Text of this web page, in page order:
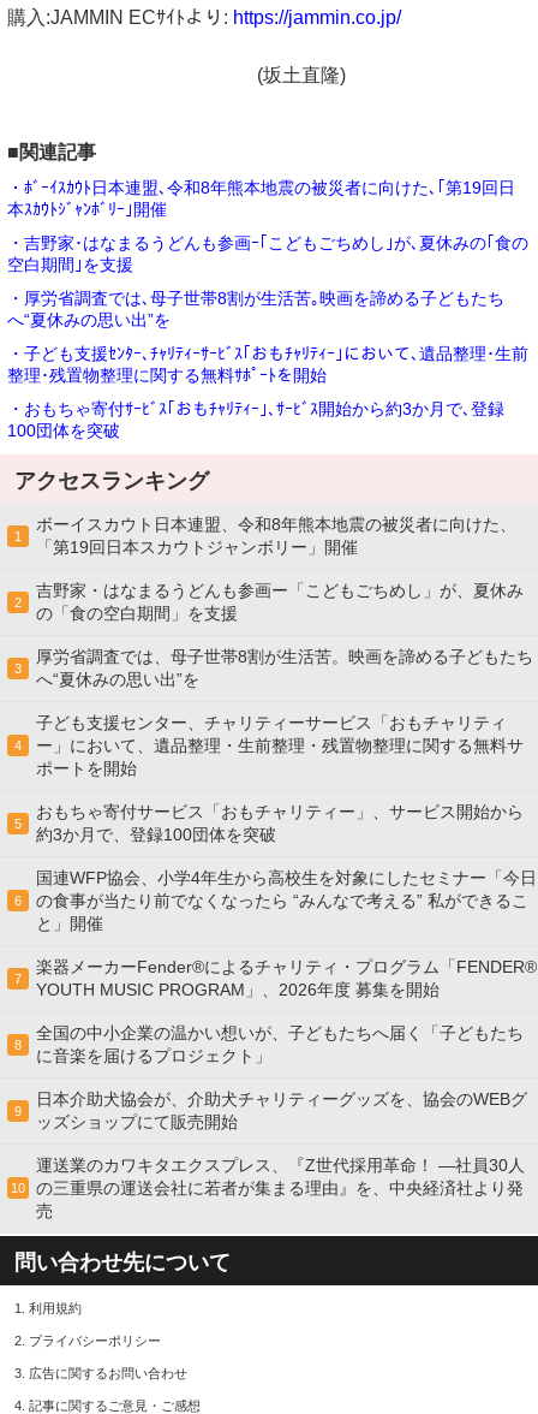
購入:JAMMIN ECｻｲﾄより: https://jammin.co.jp/
(坂土直隆)
■関連記事
・ﾎﾞｰｲｽｶｳﾄ日本連盟､令和8年熊本地震の被災者に向けた､｢第19回日
本ｽｶｳﾄｼﾞｬﾝﾎﾞﾘｰ｣開催
・吉野家･はなまるうどんも参画ｰ｢こどもごちめし｣が､夏休みの｢食の
空白期間｣を支援
・厚労省調査では､母子世帯8割が生活苦｡映画を諦める子どもたち
へ“夏休みの思い出”を
・子ども支援ｾﾝﾀｰ､ﾁｬﾘﾃｨｰｻｰﾋﾞｽ｢おもﾁｬﾘﾃｨｰ｣において､遺品整理･生前
整理･残置物整理に関する無料ｻﾎﾟｰﾄを開始
・おもちゃ寄付ｻｰﾋﾞｽ｢おもﾁｬﾘﾃｨｰ｣､ｻｰﾋﾞｽ開始から約3か月で､登録
100団体を突破
アクセスランキング
1
ボーイスカウト日本連盟、令和8年熊本地震の被災者に向けた、
「第19回日本スカウトジャンボリー」開催
2
吉野家・はなまるうどんも参画ー「こどもごちめし」が、夏休み
の「食の空白期間」を支援
3
厚労省調査では、母子世帯8割が生活苦。映画を諦める子どもたち
へ“夏休みの思い出”を
4
子ども支援センター、チャリティーサービス「おもチャリティ
ー」において、遺品整理・生前整理・残置物整理に関する無料サ
ポートを開始
5
おもちゃ寄付サービス「おもチャリティー」、サービス開始から
約3か月で、登録100団体を突破
6
国連WFP協会、小学4年生から高校生を対象にしたセミナー「今日
の食事が当たり前でなくなったら “みんなで考える” 私ができるこ
と」開催
7
楽器メーカーFender®によるチャリティ・プログラム「FENDER®︎
YOUTH MUSIC PROGRAM」、2026年度 募集を開始
8
全国の中小企業の温かい想いが、子どもたちへ届く「子どもたち
に音楽を届けるプロジェクト」
9
日本介助犬協会が、介助犬チャリティーグッズを、協会のWEBグ
ッズショップにて販売開始
10
運送業のカワキタエクスプレス、『Z世代採用革命！ ―社員30人
の三重県の運送会社に若者が集まる理由』を、中央経済社より発
売
問い合わせ先について
1. 利用規約
2. プライバシーポリシー
3. 広告に関するお問い合わせ
4. 記事に関するご意見・ご感想